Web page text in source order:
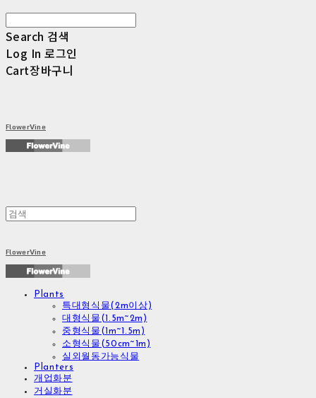
Search 검색
Log In 로그인
Cart장바구니
FlowerVine
FlowerVine
Plants
특대형식물(2m이상)
대형식물(1.5m~2m)
중형식물(1m~1.5m)
소형식물(50cm~1m)
실외월동가능식물
Planters
개업화분
거실화분